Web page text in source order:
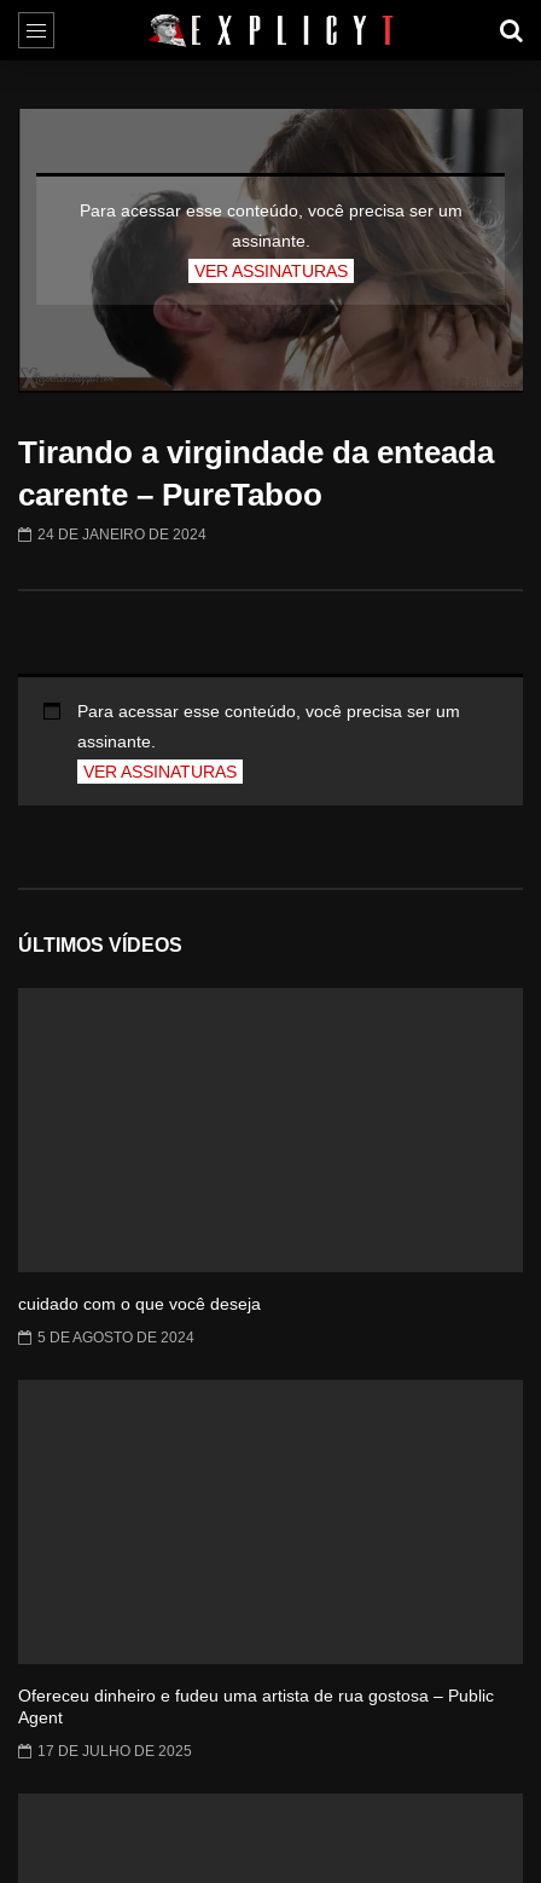
Para acessar esse conteúdo, você precisa ser um
assinante.
VER ASSINATURAS
Tirando a virgindade da enteada
carente – PureTaboo
24 DE JANEIRO DE 2024
Para acessar esse conteúdo, você precisa ser um
assinante.
VER ASSINATURAS
ÚLTIMOS VÍDEOS
cuidado com o que você deseja
5 DE AGOSTO DE 2024
Ofereceu dinheiro e fudeu uma artista de rua gostosa – Public
Agent
17 DE JULHO DE 2025